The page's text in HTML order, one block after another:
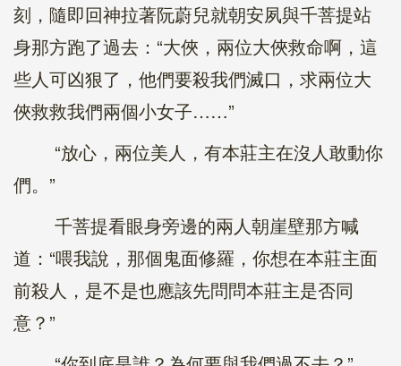
刻，隨即回神拉著阮蔚兒就朝安夙與千菩提站
身那方跑了過去：“大俠，兩位大俠救命啊，這
些人可凶狠了，他們要殺我們滅口，求兩位大
俠救救我們兩個小女子……”
“放心，兩位美人，有本莊主在沒人敢動你
們。”
千菩提看眼身旁邊的兩人朝崖壁那方喊
道：“喂我說，那個鬼面修羅，你想在本莊主面
前殺人，是不是也應該先問問本莊主是否同
意？”